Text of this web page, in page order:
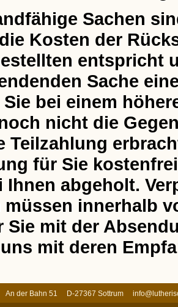
Sachen
Kosten der
entspricht
Sache
bei einem
nicht die
Teilzahlung
für Sie
Ihnen abgeholt.
innerhalb
Sie mit der
mit deren
An der Bahn 51 D-27367 Sottrum